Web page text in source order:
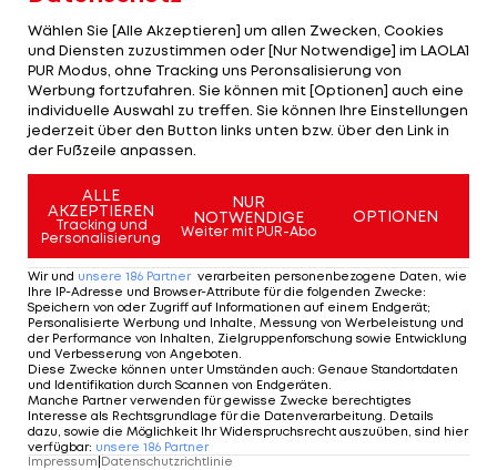
"Sonderstatus" nehmen die Münchner ein:
"Ambiente und Trainingsniveau sind Extraklasse."
Der 21-Jährige könnte beim FCB die Nachfolge
von Hans-Jörg Butt, der seine Karriere beendet,
als Mann hinter Manuel Neuer einnehmen.
Mehr zum Thema
Wählen Sie [Alle Akzeptieren] um allen Zwecken, Cookies
und Diensten zuzustimmen oder [Nur Notwendige] im LAOLA1
PUR Modus, ohne Tracking uns Peronsalisierung von
Werbung fortzufahren. Sie können mit [Optionen] auch eine
individuelle Auswahl zu treffen. Sie können Ihre Einstellungen
jederzeit über den Button links unten bzw. über den Link in
der Fußzeile anpassen.
ALLE
AKZEPTIEREN
Tracking und
Personalisierung
NUR
NOTWENDIGE
Weiter mit PUR-Abo
OPTIONEN
Wir und unsere 186 Partner verarbeiten personenbezogene Daten, wie
Ihre IP-Adresse und Browser-Attribute für die folgenden Zwecke:
Speichern von oder Zugriff auf Informationen auf einem Endgerät;
Personalisierte Werbung und Inhalte, Messung von Werbeleistung und
der Performance von Inhalten, Zielgruppenforschung sowie Entwicklung
und Verbesserung von Angeboten.
Diese Zwecke können unter Umständen auch: Genaue Standortdaten
und Identifikation durch Scannen von Endgeräten.
Manche Partner verwenden für gewisse Zwecke berechtigtes
Interesse als Rechtsgrundlage für die Datenverarbeitung. Details
dazu, sowie die Möglichkeit Ihr Widerspruchsrecht auszuüben, sind hier
verfügbar: unsere 186 Partner
Impressum Datenschutzrichtlinie